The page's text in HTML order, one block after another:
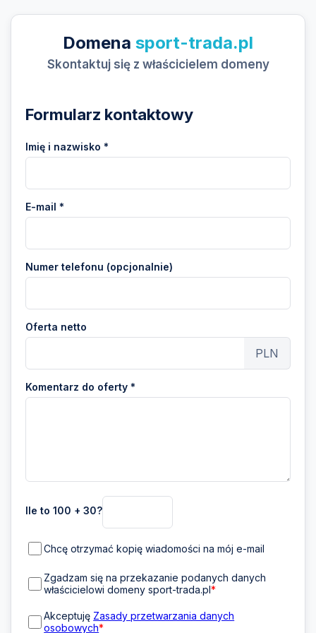
Domena sport-trada.pl
Skontaktuj się z właścicielem domeny
Formularz kontaktowy
Imię i nazwisko *
E-mail *
Numer telefonu (opcjonalnie)
Oferta netto
PLN
Komentarz do oferty *
Ile to 100 + 30?
Chcę otrzymać kopię wiadomości na mój e-mail
Zgadzam się na przekazanie podanych danych
właścicielowi domeny sport-trada.pl*
Akceptuję Zasady przetwarzania danych
osobowych*